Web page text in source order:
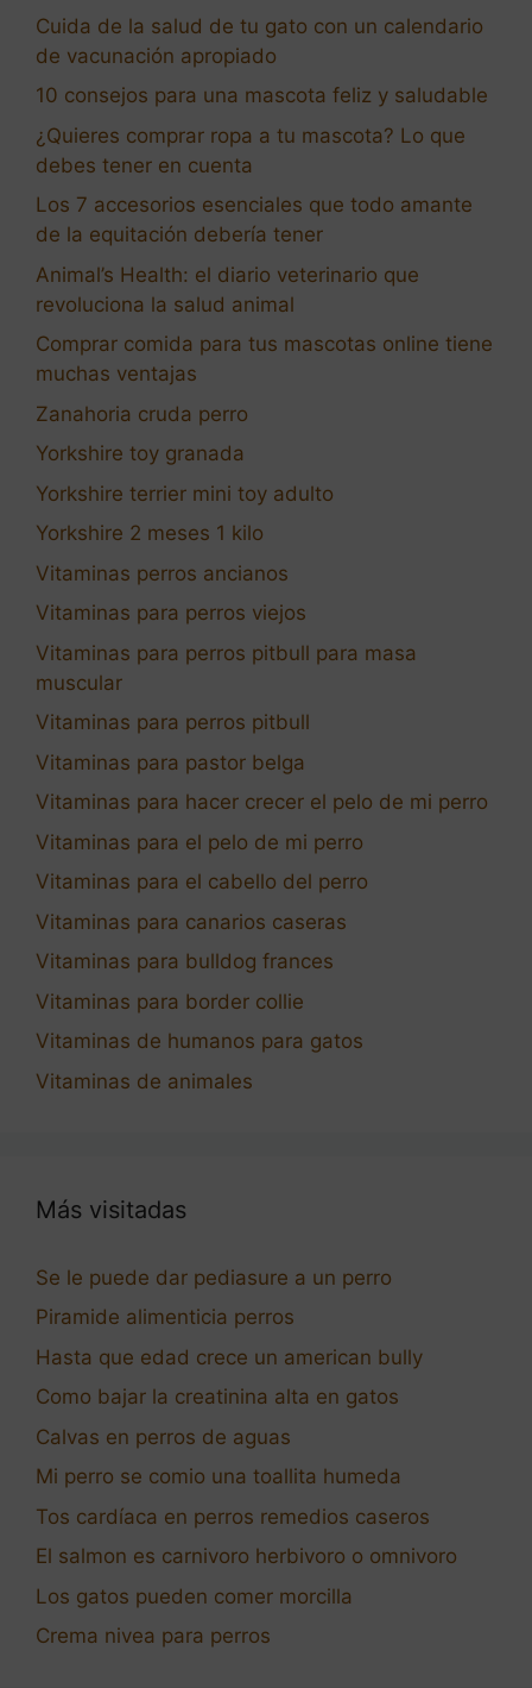
Cuida de la salud de tu gato con un calendario
de vacunación apropiado
10 consejos para una mascota feliz y saludable
¿Quieres comprar ropa a tu mascota? Lo que
debes tener en cuenta
Los 7 accesorios esenciales que todo amante
de la equitación debería tener
Animal’s Health: el diario veterinario que
revoluciona la salud animal
Comprar comida para tus mascotas online tiene
muchas ventajas
Zanahoria cruda perro
Yorkshire toy granada
Yorkshire terrier mini toy adulto
Yorkshire 2 meses 1 kilo
Vitaminas perros ancianos
Vitaminas para perros viejos
Vitaminas para perros pitbull para masa
muscular
Vitaminas para perros pitbull
Vitaminas para pastor belga
Vitaminas para hacer crecer el pelo de mi perro
Vitaminas para el pelo de mi perro
Vitaminas para el cabello del perro
Vitaminas para canarios caseras
Vitaminas para bulldog frances
Vitaminas para border collie
Vitaminas de humanos para gatos
Vitaminas de animales
Más visitadas
Se le puede dar pediasure a un perro
Piramide alimenticia perros
Hasta que edad crece un american bully
Como bajar la creatinina alta en gatos
Calvas en perros de aguas
Mi perro se comio una toallita humeda
Tos cardíaca en perros remedios caseros
El salmon es carnivoro herbivoro o omnivoro
Los gatos pueden comer morcilla
Crema nivea para perros